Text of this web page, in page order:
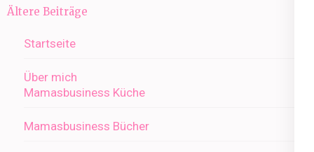
Beitragsnavigation
Ältere Beiträge
Startseite
Über mich
Mamasbusiness Küche
Mamasbusiness Bücher